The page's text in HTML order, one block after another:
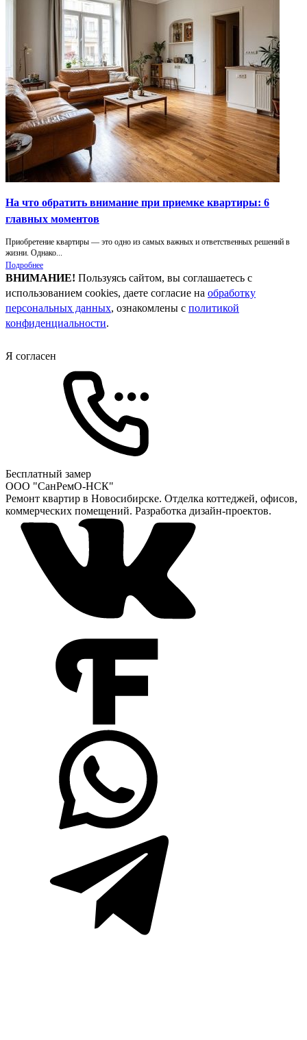
На что обратить внимание при приемке квартиры: 6
главных моментов
Приобретение квартиры — это одно из самых важных и ответственных решений в
жизни. Однако...
Подробнее
ВНИМАНИЕ! Пользуясь сайтом, вы соглашаетесь с
использованием cookies, даете согласие на обработку
персональных данных, ознакомлены с политикой
конфиденциальности.
Я согласен
Бесплатный замер
ООО "СанРемО-НСК"
Ремонт квартир в Новосибирске. Отделка коттеджей, офисов,
коммерческих помещений. Разработка дизайн-проектов.